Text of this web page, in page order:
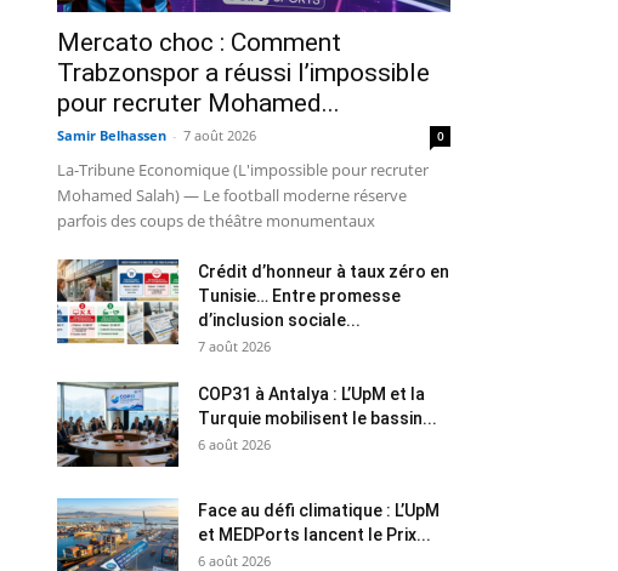
Mercato choc : Comment
Trabzonspor a réussi l’impossible
pour recruter Mohamed...
Samir Belhassen - 7 août 2026 0
La-Tribune Economique (L'impossible pour recruter
Mohamed Salah) — Le football moderne réserve
parfois des coups de théâtre monumentaux
Crédit d’honneur à taux zéro en
Tunisie… Entre promesse
d’inclusion sociale...
7 août 2026
COP31 à Antalya : L’UpM et la
Turquie mobilisent le bassin...
6 août 2026
Face au défi climatique : L’UpM
et MEDPorts lancent le Prix...
6 août 2026